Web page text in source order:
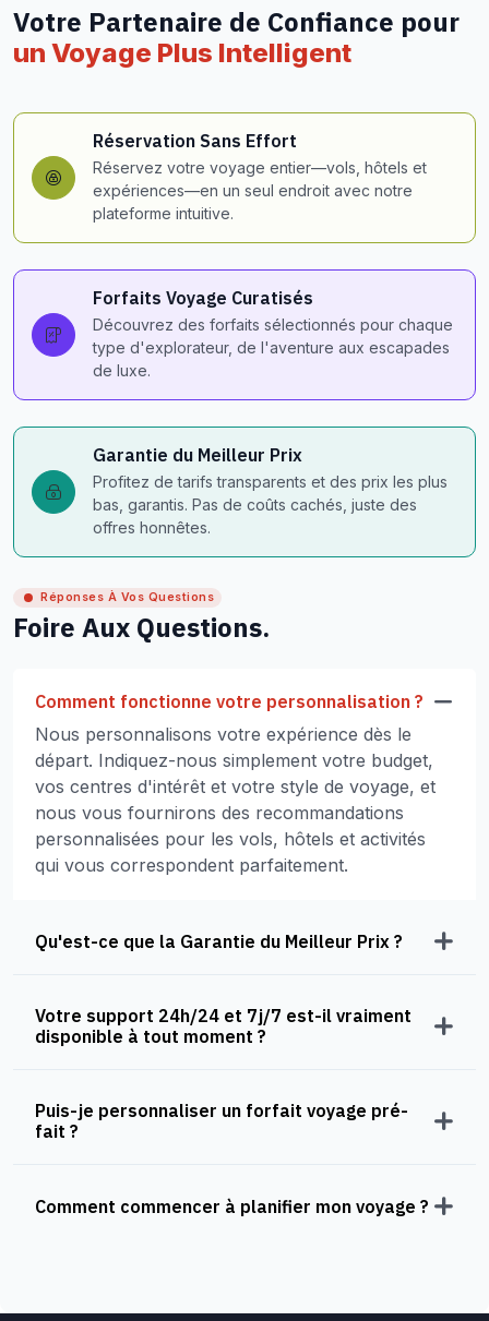
Votre Partenaire de Confiance pour
un Voyage Plus Intelligent
Réservation Sans Effort
Réservez votre voyage entier—vols, hôtels et
expériences—en un seul endroit avec notre
plateforme intuitive.
Forfaits Voyage Curatisés
Découvrez des forfaits sélectionnés pour chaque
type d'explorateur, de l'aventure aux escapades
de luxe.
Garantie du Meilleur Prix
Profitez de tarifs transparents et des prix les plus
bas, garantis. Pas de coûts cachés, juste des
offres honnêtes.
Réponses À Vos Questions
Foire Aux Questions.
Comment fonctionne votre personnalisation ?
Nous personnalisons votre expérience dès le
départ. Indiquez-nous simplement votre budget,
vos centres d'intérêt et votre style de voyage, et
nous vous fournirons des recommandations
personnalisées pour les vols, hôtels et activités
qui vous correspondent parfaitement.
Qu'est-ce que la Garantie du Meilleur Prix ?
Votre support 24h/24 et 7j/7 est-il vraiment
disponible à tout moment ?
Puis-je personnaliser un forfait voyage pré-
fait ?
Comment commencer à planifier mon voyage ?